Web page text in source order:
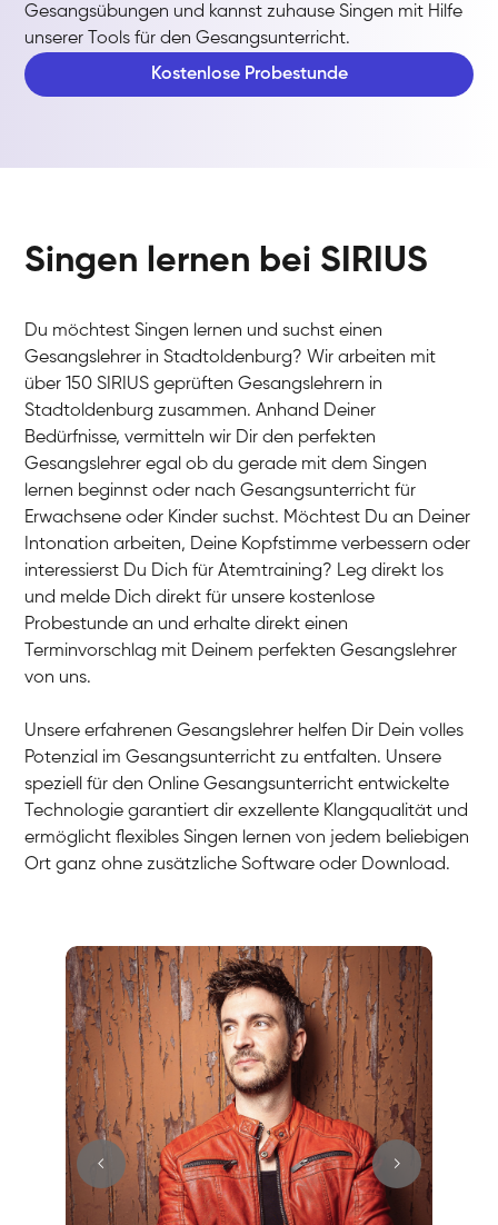
Gesangsübungen und kannst zuhause Singen mit Hilfe
unserer Tools für den Gesangsunterricht.
Kostenlose Probestunde
Singen lernen bei SIRIUS
Du möchtest Singen lernen und suchst einen
Gesangslehrer in Stadtoldenburg? Wir arbeiten mit
über 150 SIRIUS geprüften Gesangslehrern in
Stadtoldenburg zusammen. Anhand Deiner
Bedürfnisse, vermitteln wir Dir den perfekten
Gesangslehrer egal ob du gerade mit dem Singen
lernen beginnst oder nach Gesangsunterricht für
Erwachsene oder Kinder suchst. Möchtest Du an Deiner
Intonation arbeiten, Deine Kopfstimme verbessern oder
interessierst Du Dich für Atemtraining? Leg direkt los
und melde Dich direkt für unsere kostenlose
Probestunde an und erhalte direkt einen
Terminvorschlag mit Deinem perfekten Gesangslehrer
von uns.
Unsere erfahrenen Gesangslehrer helfen Dir Dein volles
Potenzial im Gesangsunterricht zu entfalten. Unsere
speziell für den Online Gesangsunterricht entwickelte
Technologie garantiert dir exzellente Klangqualität und
ermöglicht flexibles Singen lernen von jedem beliebigen
Ort ganz ohne zusätzliche Software oder Download.
Stefan
Gesang / Vocal